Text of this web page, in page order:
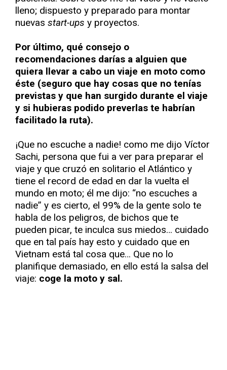
lleno; dispuesto y preparado para montar
nuevas start-ups y proyectos.
Por último, qué consejo o
recomendaciones darías a alguien que
quiera llevar a cabo un viaje en moto como
éste (seguro que hay cosas que no tenías
previstas y que han surgido durante el viaje
y si hubieras podido preverlas te habrían
facilitado la ruta).
¡Que no escuche a nadie! como me dijo Víctor
Sachi, persona que fui a ver para preparar el
viaje y que cruzó en solitario el Atlántico y
tiene el record de edad en dar la vuelta el
mundo en moto; él me dijo: “no escuches a
nadie” y es cierto, el 99% de la gente solo te
habla de los peligros, de bichos que te
pueden picar, te inculca sus miedos… cuidado
que en tal país hay esto y cuidado que en
Vietnam está tal cosa que… Que no lo
planifique demasiado, en ello está la salsa del
viaje: coge la moto y sal.